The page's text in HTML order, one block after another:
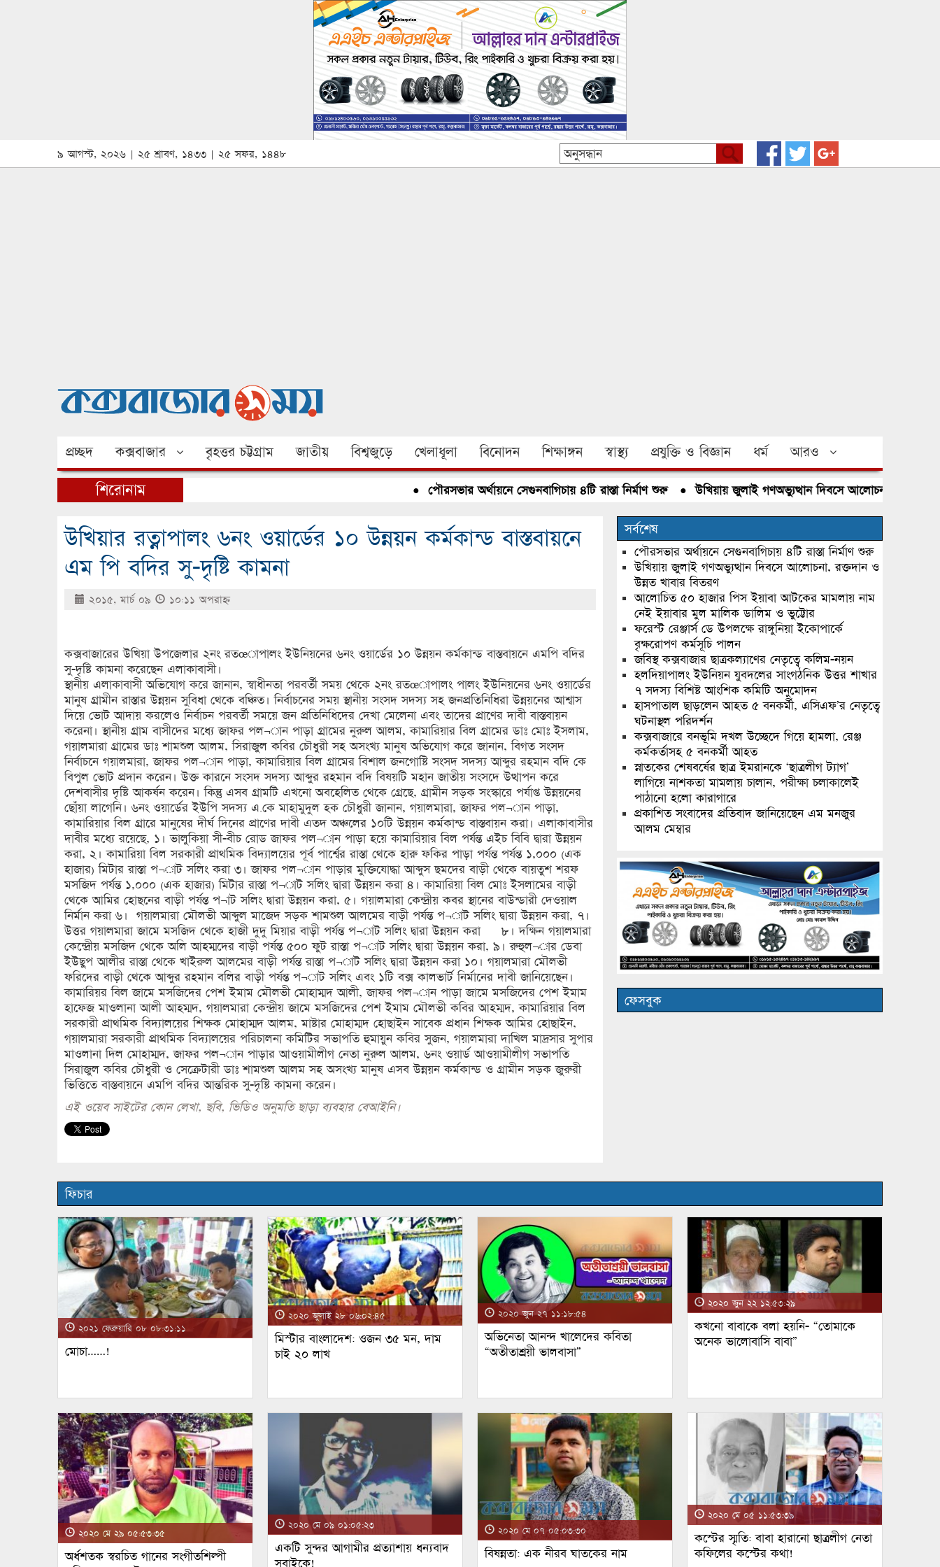
৯ আগস্ট, ২০২৬ | ২৫ শ্রাবণ, ১৪৩৩ | ২৫ সফর, ১৪৪৮
প্রচ্ছদ কক্সবাজার বৃহত্তর চট্টগ্রাম জাতীয় বিশ্বজুড়ে খেলাধূলা বিনোদন শিক্ষাঙ্গন স্বাস্থ্য প্রযুক্তি ও বিজ্ঞান ধর্ম আরও
শিরোনাম পৌরসভার অর্থায়নে সেগুনবাগিচায় ৪টি রাস্তা নির্মাণ শুরু● উখিয়ায় জুলাই গণঅভ্যুত্থান দিবসে আলোচনা, রক্তদান ও
উখিয়ার রত্নাপালং ৬নং ওয়ার্ডের ১০ উন্নয়ন কর্মকান্ড বাস্তবায়নে
এম পি বদির সু-দৃষ্টি কামনা
২০১৫, মার্চ ০৯ ১০:১১ অপরাহ্ণ
কক্সবাজারের উখিয়া উপজেলার ২নং রতœাপালং ইউনিয়নের ৬নং ওয়ার্ডের ১০ উন্নয়ন কর্মকান্ড বাস্তবায়নে এমপি বদির
সু-দৃষ্টি কামনা করেছেন এলাকাবাসী।
স্থানীয় এলাকাবাসী অভিযোগ করে জানান, স্বাধীনতা পরবর্তী সময় থেকে ২নং রতœাপালং পালং ইউনিয়নের ৬নং ওয়ার্ডের
মানুষ গ্রামীন রাস্তার উন্নয়ন সুবিধা থেকে বঞ্চিত। নির্বাচনের সময় স্থানীয় সংসদ সদস্য সহ জনপ্রতিনিধিরা উন্নয়নের আশ্বাস
দিয়ে ভোট আদায় করলেও নির্বাচন পরবর্তী সময়ে জন প্রতিনিধিদের দেখা মেলেনা এবং তাদের প্রাণের দাবী বাস্তবায়ন
করেনা। স্থানীয় গ্রাম বাসীদের মধ্যে জাফর পল¬ান পাড়া গ্রামের নুরুল আলম, কামারিয়ার বিল গ্রামের ডাঃ মোঃ ইসলাম,
গয়ালমারা গ্রামের ডাঃ শামশুল আলম, সিরাজুল কবির চৌধুরী সহ অসংখ্য মানুষ অভিযোগ করে জানান, বিগত সংসদ
নির্বাচনে গয়ালমারা, জাফর পল¬ান পাড়া, কামারিয়ার বিল গ্রামের বিশাল জনগোষ্টি সংসদ সদস্য আব্দুর রহমান বদি কে
বিপুল ভোট প্রদান করেন। উক্ত কারনে সংসদ সদস্য আব্দুর রহমান বদি বিষয়টি মহান জাতীয় সংসদে উত্থাপন করে
দেশবাসীর দৃষ্টি আকর্ষন করেন। কিন্তু এসব গ্রামটি এখনো অবহেলিত থেকে গ্রেছে, গ্রামীন সড়ক সংস্কারে পর্যাপ্ত উন্নয়নের
ছোঁয়া লাগেনি। ৬নং ওয়ার্ডের ইউপি সদস্য এ.কে মাহামুদুল হক চৌধুরী জানান, গয়ালমারা, জাফর পল¬ান পাড়া,
কামারিয়ার বিল গ্রারে মানুষের দীর্ঘ দিনের প্রাণের দাবী এতদ অঞ্চলের ১০টি উন্নয়ন কর্মকান্ড বাস্তবায়ন করা। এলাকাবাসীর
দাবীর মধ্যে রয়েছে, ১। ভালুকিয়া সী-বীচ রোড জাফর পল¬ান পাড়া হয়ে কামারিয়ার বিল পর্যন্ত এইচ বিবি দ্বারা উন্নয়ন
করা, ২। কামারিয়া বিল সরকারী প্রাথমিক বিদ্যালয়ের পূর্ব পার্শ্বের রাস্তা থেকে হারু ফকির পাড়া পর্যন্ত পর্যন্ত ১,০০০ (এক
হাজার) মিটার রাস্তা প¬াট সলিং করা ৩। জাফর পল¬ান পাড়ার মুক্তিযোদ্ধা আব্দুস ছমদের বাড়ী থেকে বায়তুশ শরফ
মসজিদ পর্যন্ত ১,০০০ (এক হাজার) মিটার রাস্তা প¬াট সলিং দ্বারা উন্নয়ন করা ৪। কামারিয়া বিল মোঃ ইসলামের বাড়ী
থেকে আমির হোছনের বাড়ী পর্যন্ত প¬াট সলিং দ্বারা উন্নয়ন করা, ৫। গয়ালমারা কেন্দ্রীয় কবর স্থানের বাউন্ডারী দেওয়াল
নির্মান করা ৬। গয়ালমারা মৌলভী আব্দুল মাজেদ সড়ক শামশুল আলমের বাড়ী পর্যন্ত প¬াট সলিং দ্বারা উন্নয়ন করা, ৭।
উত্তর গয়ালমারা জামে মসজিদ থেকে হাজী দুদু মিয়ার বাড়ী পর্যন্ত প¬াট সলিং দ্বারা উন্নয়ন করা ৮। দক্ষিন গয়ালমারা
কেন্দ্রেীয় মসজিদ থেকে অলি আহম্মদের বাড়ী পর্যন্ত ৫০০ ফুট রাস্তা প¬াট সলিং দ্বারা উন্নয়ন করা, ৯। রুহুল¬ার ডেবা
ইউছুপ আলীর রাস্তা থেকে খাইরুল আলমের বাড়ী পর্যন্ত রাস্তা প¬াট সলিং দ্বারা উন্নয়ন করা ১০। গয়ালমারা মৌলভী
ফরিদের বাড়ী থেকে আব্দুর রহমান বলির বাড়ী পর্যন্ত প¬াট সলিং এবং ১টি বক্স কালভার্ট নির্মানের দাবী জানিয়েছেন।
কামারিয়র বিল জামে মসজিদের পেশ ইমাম মৌলভী মোহাম্মদ আলী, জাফর পল¬ান পাড়া জামে মসজিদের পেশ ইমাম
হাফেজ মাওলানা আলী আহম্মদ, গয়ালমারা কেন্দ্রীয় জামে মসজিদের পেশ ইমাম মৌলভী কবির আহম্মদ, কামারিয়ার বিল
সরকারী প্রাথমিক বিদ্যালয়ের শিক্ষক মোহাম্মদ আলম, মাষ্টার মোহাম্মদ হোছাইন সাবেক প্রধান শিক্ষক আমির হোছাইন,
গয়ালমারা সরকারী প্রাথমিক বিদ্যালয়ের পরিচালনা কমিটির সভাপতি হুমায়ুন কবির সুজন, গয়ালমারা দাখিল মাদ্রসার সুপার
মাওলানা দিল মোহাম্মদ, জাফর পল¬ান পাড়ার আওয়ামীলীগ নেতা নুরুল আলম, ৬নং ওয়ার্ড আওয়ামীলীগ সভাপতি
সিরাজুল কবির চৌধুরী ও সেক্রেটারী ডাঃ শামশুল আলম সহ অসংখ্য মানুষ এসব উন্নয়ন কর্মকান্ড ও গ্রামীন সড়ক জুরুরী
ভিত্তিতে বাস্তবায়নে এমপি বদির আন্তরিক সু-দৃষ্টি কামনা করেন।
এই ওয়েব সাইটের কোন লেখা, ছবি, ভিডিও অনুমতি ছাড়া ব্যবহার বেআইনি।
সর্বশেষ
পৌরসভার অর্থায়নে সেগুনবাগিচায় ৪টি রাস্তা নির্মাণ শুরু
উখিয়ায় জুলাই গণঅভ্যুত্থান দিবসে আলোচনা, রক্তদান ও
উন্নত খাবার বিতরণ
আলোচিত ৫০ হাজার পিস ইয়াবা আটকের মামলায় নাম
নেই ইয়াবার মুল মালিক ডালিম ও ভুট্টোর
ফরেস্ট রেঞ্জার্স ডে উপলক্ষে রাঙ্গুনিয়া ইকোপার্কে
বৃক্ষরোপণ কর্মসূচি পালন
জবিস্থ কক্সবাজার ছাত্রকল্যাণের নেতৃত্বে কলিম-নয়ন
হলদিয়াপালং ইউনিয়ন যুবদলের সাংগঠনিক উত্তর শাখার
৭ সদস্য বিশিষ্ট আংশিক কমিটি অনুমোদন
হাসপাতাল ছাড়লেন আহত ৫ বনকর্মী, এসিএফ’র নেতৃত্বে
ঘটনাস্থল পরিদর্শন
কক্সবাজারে বনভূমি দখল উচ্ছেদে গিয়ে হামলা, রেঞ্জ
কর্মকর্তাসহ ৫ বনকর্মী আহত
স্নাতকের শেষবর্ষের ছাত্র ইমরানকে ‘ছাত্রলীগ ট্যাগ’
লাগিয়ে নাশকতা মামলায় চালান, পরীক্ষা চলাকালেই
পাঠানো হলো কারাগারে
প্রকাশিত সংবাদের প্রতিবাদ জানিয়েছেন এম মনজুর
আলম মেম্বার
ফেসবুক
ফিচার
২০২১ ফেব্রুয়ারি ০৮ ০৮:৩১:১১
মোচা……!
২০২০ জুলাই ২৮ ০৬:০২:৪৫
মিস্টার বাংলাদেশ: ওজন ৩৫ মন, দাম
চাই ২০ লাখ
২০২০ জুন ২৭ ১১:১৮:৫৪
অভিনেতা আনন্দ খালেদের কবিতা
“অতীতাশ্রয়ী ভালবাসা”
২০২০ জুন ২২ ১২:৫৩:২৯
কখনো বাবাকে বলা হয়নি- “তোমাকে
অনেক ভালোবাসি বাবা”
২০২০ মে ২৯ ০৫:৫৩:৩৫
অর্ধশতক স্বরচিত গানের সংগীতশিল্পী
২০২০ মে ০৯ ০১:০৫:২৩
একটি সুন্দর আগামীর প্রত্যাশায় ধন্যবাদ
সবাইকে!
২০২০ মে ০৭ ০৫:০৩:৩০
বিষন্নতা: এক নীরব ঘাতকের নাম
২০২০ মে ০৫ ১১:৫৩:৩৯
কস্টের স্মৃতি: বাবা হারানো ছাত্রলীগ নেতা
কফিলের কস্টের কথা!